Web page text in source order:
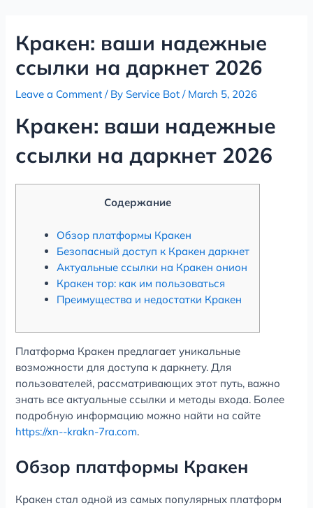
contentКракен: ваши надежные
ссылки на даркнет 2026
Leave a Comment / ByService Bot/ March 5, 2026
Кракен: ваши надежные
ссылки на даркнет 2026
Содержание
Обзор платформы Кракен
Безопасный доступ к Кракен даркнет
Актуальные ссылки на Кракен онион
Кракен тор: как им пользоваться
Преимущества и недостатки Кракен
Платформа Кракен предлагает уникальные
возможности для доступа к даркнету. Для
пользователей, рассматривающих этот путь, важно
знать все актуальные ссылки и методы входа. Более
подробную информацию можно найти на сайте
https://xn--krakn-7ra.com.
Обзор платформы Кракен
Кракен стал одной из самых популярных платформ